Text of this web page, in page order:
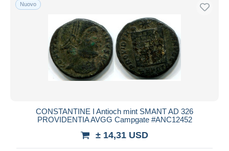
Nuovo
CONSTANTINE I Antioch mint SMANT AD 326
PROVIDENTIA AVGG Campgate #ANC12452
± 14,31 USD